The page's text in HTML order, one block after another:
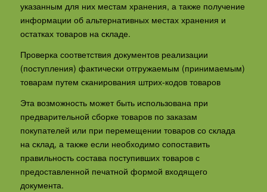
указанным для них местам хранения, а также получение
информации об альтернативных местах хранения и
остатках товаров на складе.
Проверка соответствия документов реализации
(поступления) фактически отгружаемым (принимаемым)
товарам путем сканирования штрих-кодов товаров
Эта возможность может быть использована при
предварительной сборке товаров по заказам
покупателей или при перемещении товаров со склада
на склад, а также если необходимо сопоставить
правильность состава поступивших товаров с
предоставленной печатной формой входящего
документа.